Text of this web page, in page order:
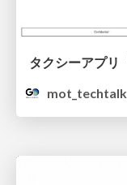
mot_techtalk